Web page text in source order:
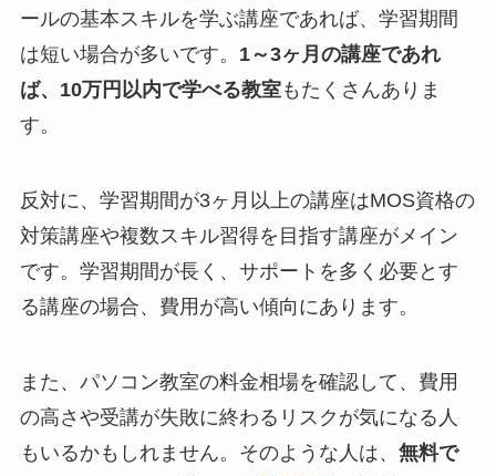
ールの基本スキルを学ぶ講座であれば、学習期間
は短い場合が多いです。 1～3ヶ月の講座であれ
ば、10万円以内で学べる教室もたくさんありま
す。
反対に、学習期間が3ヶ月以上の講座はMOS資格の
対策講座や複数スキル習得を目指す講座がメイン
です。学習期間が長く、サポートを多く必要とす
る講座の場合、費用が高い傾向にあります。
また、パソコン教室の料金相場を確認して、費用
の高さや受講が失敗に終わるリスクが気になる人
もいるかもしれません。そのような人は、 無料で